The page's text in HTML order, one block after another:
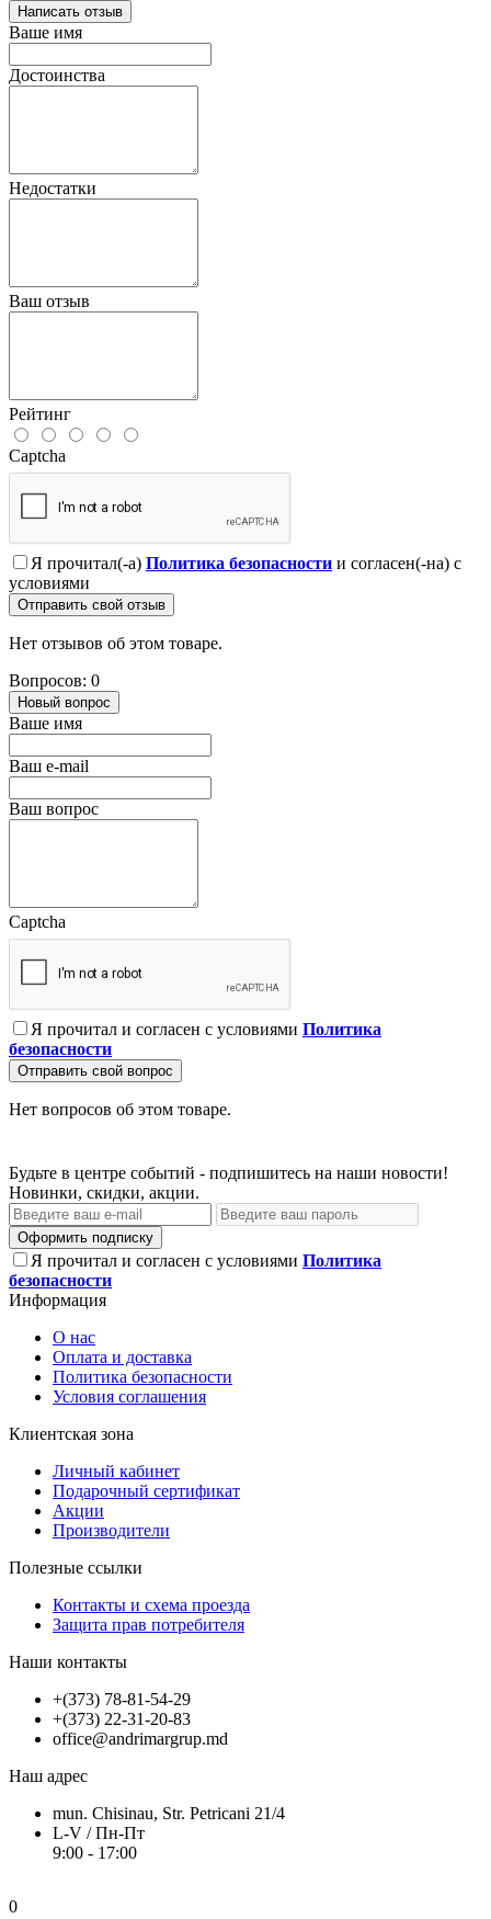
Написать отзыв
Ваше имя
Достоинства
Недостатки
Ваш отзыв
Рейтинг
Captcha
Я прочитал(-а) Политика безопасности и согласен(-на) с
условиями
Отправить свой отзыв
Нет отзывов об этом товаре.
Вопросов: 0
Новый вопрос
Ваше имя
Ваш e-mail
Ваш вопрос
Captcha
Я прочитал и согласен с условиями Политика
безопасности
Отправить свой вопрос
Нет вопросов об этом товаре.
Будьте в центре событий - подпишитесь на наши новости!
Новинки, скидки, акции.
Оформить подписку
Я прочитал и согласен с условиями Политика
безопасности
Информация
О нас
Оплата и доставка
Политика безопасности
Условия соглашения
Клиентская зона
Личный кабинет
Подарочный сертификат
Акции
Производители
Полезные ссылки
Контакты и схема проезда
Защита прав потребителя
Наши контакты
+(373) 78-81-54-29
+(373) 22-31-20-83
office@andrimargrup.md
Наш адрес
mun. Chisinau, Str. Petricani 21/4
L-V / Пн-Пт
9:00 - 17:00
0